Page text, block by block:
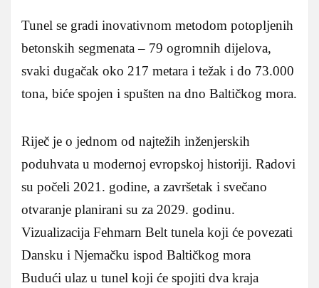
Tunel se gradi inovativnom metodom potopljenih
betonskih segmenata – 79 ogromnih dijelova,
svaki dugačak oko 217 metara i težak i do 73.000
tona, biće spojen i spušten na dno Baltičkog mora.
Riječ je o jednom od najtežih inženjerskih
poduhvata u modernoj evropskoj historiji. Radovi
su počeli 2021. godine, a završetak i svečano
otvaranje planirani su za 2029. godinu.
Vizualizacija Fehmarn Belt tunela koji će povezati
Dansku i Njemačku ispod Baltičkog mora
Budući ulaz u tunel koji će spojiti dva kraja